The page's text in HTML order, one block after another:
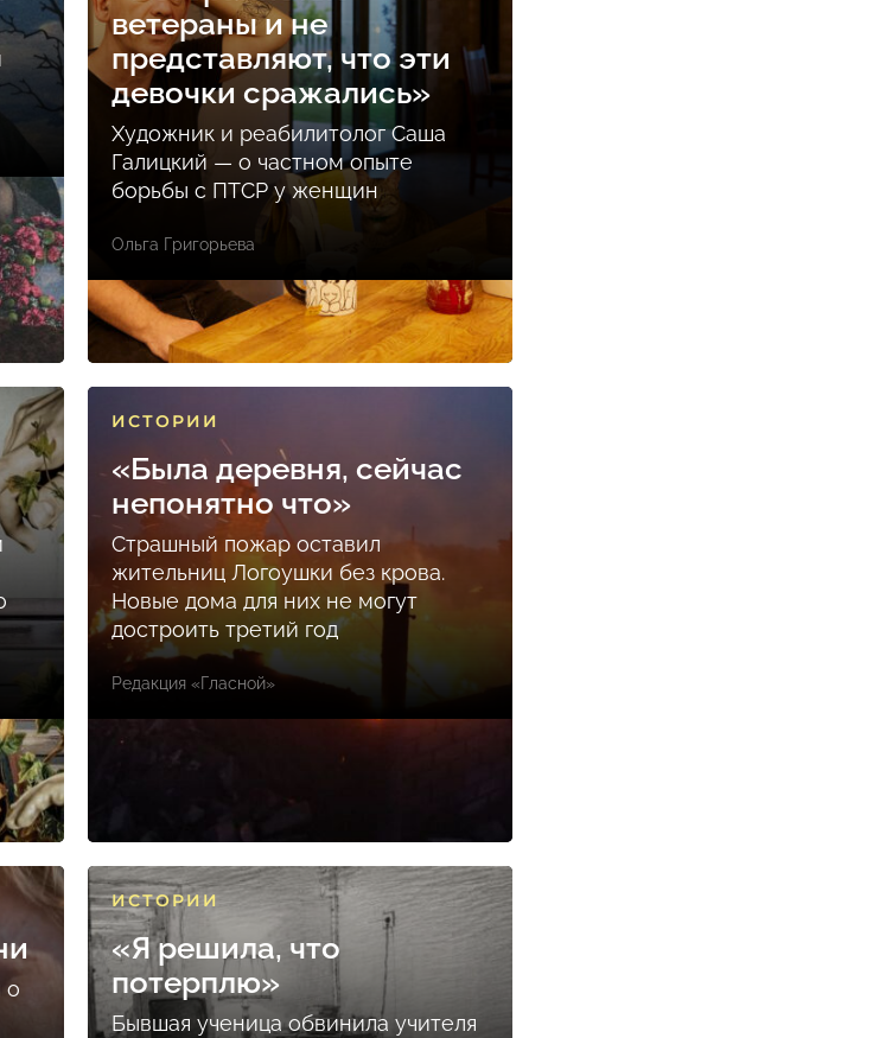
ветераны и не
представляют, что эти
девочки сражались»
Художник и реабилитолог Саша
Галицкий — о частном опыте
борьбы с ПТСР у женщин
Ольга Григорьева
ИСТОРИИ
«Была деревня, сейчас
непонятно что»
Страшный пожар оставил
жительниц Логоушки без крова.
Новые дома для них не могут
достроить третий год
Редакция «Гласной»
о
ИСТОРИИ
«Я решила, что
потерплю»
Бывшая ученица обвинила учителя